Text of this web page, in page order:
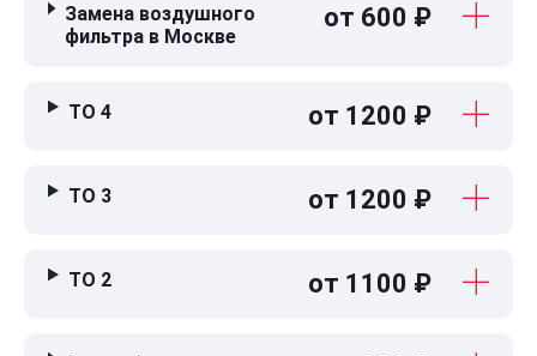
Замена воздушного
фильтра в Москве
от 600 ₽
ТО 4 от 1200 ₽
ТО 3 от 1200 ₽
ТО 2 от 1100 ₽